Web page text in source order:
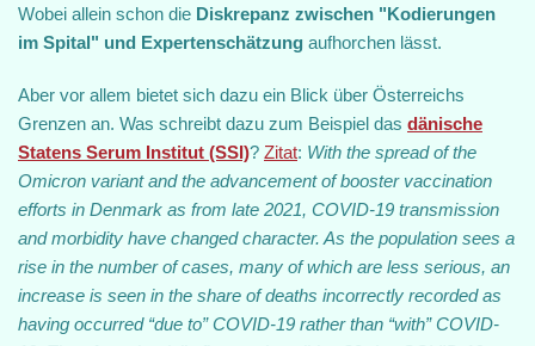
Wobei allein schon die Diskrepanz zwischen "Kodierungen
im Spital" und Expertenschätzung aufhorchen lässt.
Aber vor allem bietet sich dazu ein Blick über Österreichs
Grenzen an. Was schreibt dazu zum Beispiel das dänische
Statens Serum Institut (SSI)? Zitat: With the spread of the
Omicron variant and the advancement of booster vaccination
efforts in Denmark as from late 2021, COVID-19 transmission
and morbidity have changed character. As the population sees a
rise in the number of cases, many of which are less serious, an
increase is seen in the share of deaths incorrectly recorded as
having occurred “due to” COVID-19 rather than “with” COVID-